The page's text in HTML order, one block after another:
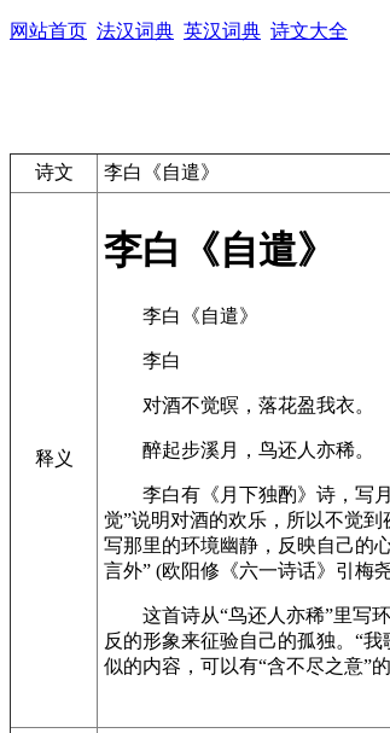
网站首页 法汉词典 英汉词典 诗文大全
诗文 李白《自遣》
释义
李白《自遣》
李白《自遣》
李白
对酒不觉暝，落花盈我衣。
醉起步溪月，鸟还人亦稀。
李白有《月下独酌》诗，写
觉”说明对酒的欢乐，所以不觉
写那里的环境幽静，反映自己的
言外” (欧阳修《六一诗话》引梅
这首诗从“鸟还人亦稀”里写
反的形象来征验自己的孤独。“
似的内容，可以有“含不尽之意”